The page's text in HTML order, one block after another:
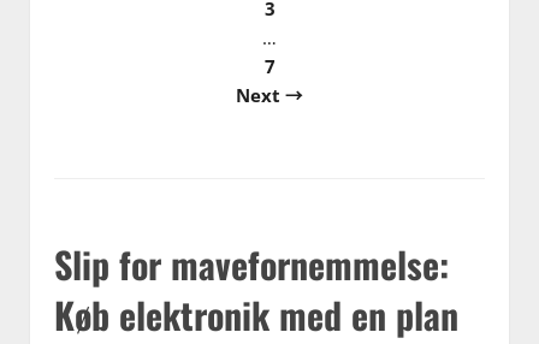
3
…
7
Next →
Slip for mavefornemmelse:
Køb elektronik med en plan